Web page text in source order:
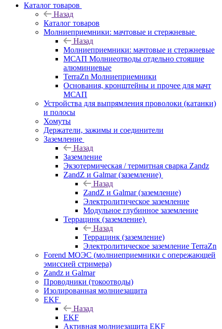
Каталог товаров
Назад
Каталог товаров
Молниеприемники: мачтовые и стержневые
Назад
Молниеприемники: мачтовые и стержневые
МСАП Молниеотводы отдельно стоящие
алюминиевые
TerraZn Молниеприемники
Основания, кронштейны и прочее для мачт
МСАП
Устройства для выпрямления проволоки (катанки)
и полосы
Хомуты
Держатели, зажимы и соединители
Заземление
Назад
Заземление
Экзотермическая / термитная сварка Zandz
ZandZ и Galmar (заземление)
Назад
ZandZ и Galmar (заземление)
Электролитическое заземление
Модульное глубинное заземление
Террацинк (заземление)
Назад
Террацинк (заземление)
Электролитическое заземление TerraZn
Forend МОЭС (молниеприемники с опережающей
эмиссией стримера)
Zandz и Galmar
Проводники (токоотводы)
Изолированная молниезащита
EKF
Назад
EKF
Активная молниезащита EKF